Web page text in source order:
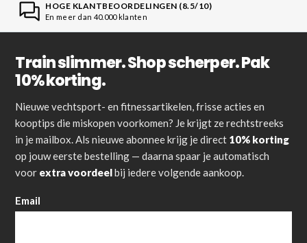
HOGE KLANTBEOORDELINGEN (8.5/10)
En meer dan 40.000 klanten
Train slimmer. Shop scherper. Pak
10% korting.
Nieuwe vechtsport- en fitnessartikelen, frisse acties en
kooptips die miskopen voorkomen? Je krijgt ze rechtstreeks
in je mailbox. Als nieuwe abonnee krijg je direct 10% korting
op jouw eerste bestelling — daarna spaar je automatisch
voor extra voordeelbij iedere volgende aankoop.
Email